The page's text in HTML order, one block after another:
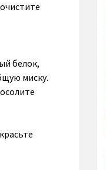
белок,
миску.